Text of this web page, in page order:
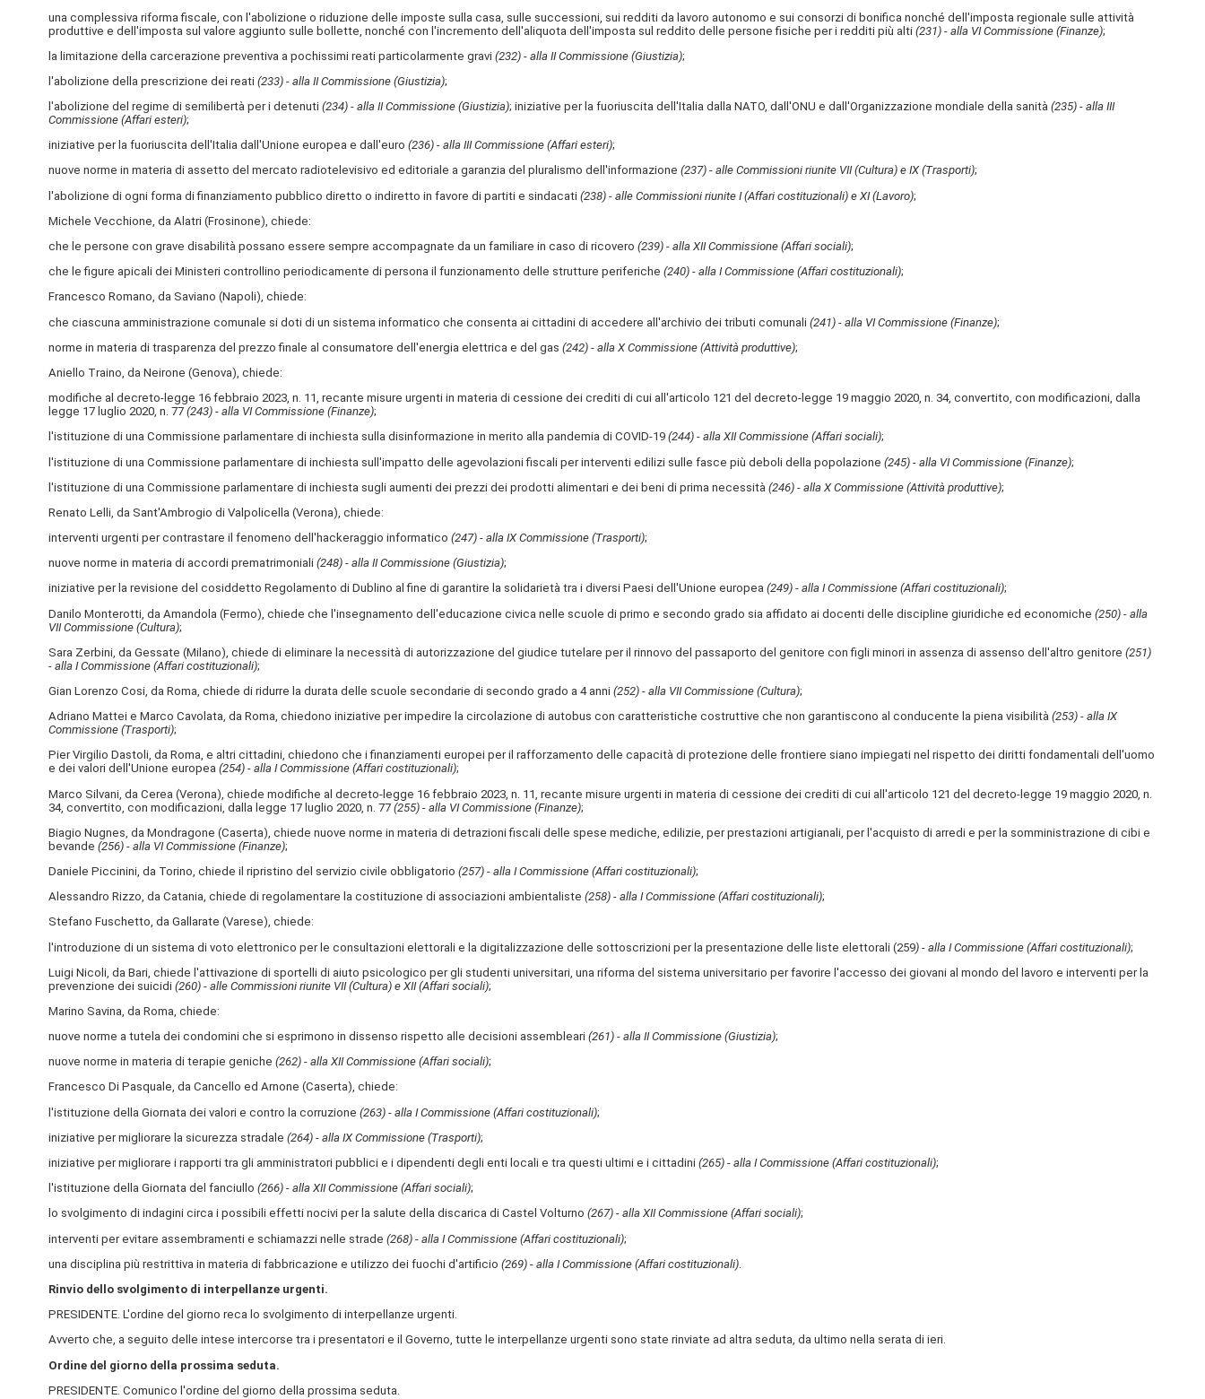
una complessiva riforma fiscale, con l'abolizione o riduzione delle imposte sulla casa, sulle successioni, sui redditi da lavoro autonomo e sui consorzi di bonifica nonché dell'imposta regionale sulle attività
produttive e dell'imposta sul valore aggiunto sulle bollette, nonché con l'incremento dell'aliquota dell'imposta sul reddito delle persone fisiche per i redditi più alti (231) - alla VI Commissione (Finanze);
la limitazione della carcerazione preventiva a pochissimi reati particolarmente gravi (232) - alla II Commissione (Giustizia);
l'abolizione della prescrizione dei reati (233) - alla II Commissione (Giustizia);
l'abolizione del regime di semilibertà per i detenuti (234) - alla II Commissione (Giustizia); iniziative per la fuoriuscita dell'Italia dalla NATO, dall'ONU e dall'Organizzazione mondiale della sanità (235) - alla III
Commissione (Affari esteri);
iniziative per la fuoriuscita dell'Italia dall'Unione europea e dall'euro (236) - alla III Commissione (Affari esteri);
nuove norme in materia di assetto del mercato radiotelevisivo ed editoriale a garanzia del pluralismo dell'informazione (237) - alle Commissioni riunite VII (Cultura) e IX (Trasporti);
l'abolizione di ogni forma di finanziamento pubblico diretto o indiretto in favore di partiti e sindacati (238) - alle Commissioni riunite I (Affari costituzionali) e XI (Lavoro);
Michele Vecchione, da Alatri (Frosinone), chiede:
che le persone con grave disabilità possano essere sempre accompagnate da un familiare in caso di ricovero (239) - alla XII Commissione (Affari sociali);
che le figure apicali dei Ministeri controllino periodicamente di persona il funzionamento delle strutture periferiche (240) - alla I Commissione (Affari costituzionali);
Francesco Romano, da Saviano (Napoli), chiede:
che ciascuna amministrazione comunale si doti di un sistema informatico che consenta ai cittadini di accedere all'archivio dei tributi comunali (241) - alla VI Commissione (Finanze);
norme in materia di trasparenza del prezzo finale al consumatore dell'energia elettrica e del gas (242) - alla X Commissione (Attività produttive);
Aniello Traino, da Neirone (Genova), chiede:
modifiche al decreto-legge 16 febbraio 2023, n. 11, recante misure urgenti in materia di cessione dei crediti di cui all'articolo 121 del decreto-legge 19 maggio 2020, n. 34, convertito, con modificazioni, dalla
legge 17 luglio 2020, n. 77 (243) - alla VI Commissione (Finanze);
l'istituzione di una Commissione parlamentare di inchiesta sulla disinformazione in merito alla pandemia di COVID-19 (244) - alla XII Commissione (Affari sociali);
l'istituzione di una Commissione parlamentare di inchiesta sull'impatto delle agevolazioni fiscali per interventi edilizi sulle fasce più deboli della popolazione (245) - alla VI Commissione (Finanze);
l'istituzione di una Commissione parlamentare di inchiesta sugli aumenti dei prezzi dei prodotti alimentari e dei beni di prima necessità (246) - alla X Commissione (Attività produttive);
Renato Lelli, da Sant'Ambrogio di Valpolicella (Verona), chiede:
interventi urgenti per contrastare il fenomeno dell'hackeraggio informatico (247) - alla IX Commissione (Trasporti);
nuove norme in materia di accordi prematrimoniali (248) - alla II Commissione (Giustizia);
iniziative per la revisione del cosiddetto Regolamento di Dublino al fine di garantire la solidarietà tra i diversi Paesi dell'Unione europea (249) - alla I Commissione (Affari costituzionali);
Danilo Monterotti, da Amandola (Fermo), chiede che l'insegnamento dell'educazione civica nelle scuole di primo e secondo grado sia affidato ai docenti delle discipline giuridiche ed economiche (250) - alla
VII Commissione (Cultura);
Sara Zerbini, da Gessate (Milano), chiede di eliminare la necessità di autorizzazione del giudice tutelare per il rinnovo del passaporto del genitore con figli minori in assenza di assenso dell'altro genitore (251)
- alla I Commissione (Affari costituzionali);
Gian Lorenzo Cosi, da Roma, chiede di ridurre la durata delle scuole secondarie di secondo grado a 4 anni (252) - alla VII Commissione (Cultura);
Adriano Mattei e Marco Cavolata, da Roma, chiedono iniziative per impedire la circolazione di autobus con caratteristiche costruttive che non garantiscono al conducente la piena visibilità (253) - alla IX
Commissione (Trasporti);
Pier Virgilio Dastoli, da Roma, e altri cittadini, chiedono che i finanziamenti europei per il rafforzamento delle capacità di protezione delle frontiere siano impiegati nel rispetto dei diritti fondamentali dell'uomo
e dei valori dell'Unione europea (254) - alla I Commissione (Affari costituzionali);
Marco Silvani, da Cerea (Verona), chiede modifiche al decreto-legge 16 febbraio 2023, n. 11, recante misure urgenti in materia di cessione dei crediti di cui all'articolo 121 del decreto-legge 19 maggio 2020, n.
34, convertito, con modificazioni, dalla legge 17 luglio 2020, n. 77 (255) - alla VI Commissione (Finanze);
Biagio Nugnes, da Mondragone (Caserta), chiede nuove norme in materia di detrazioni fiscali delle spese mediche, edilizie, per prestazioni artigianali, per l'acquisto di arredi e per la somministrazione di cibi e
bevande (256) - alla VI Commissione (Finanze);
Daniele Piccinini, da Torino, chiede il ripristino del servizio civile obbligatorio (257) - alla I Commissione (Affari costituzionali);
Alessandro Rizzo, da Catania, chiede di regolamentare la costituzione di associazioni ambientaliste (258) - alla I Commissione (Affari costituzionali);
Stefano Fuschetto, da Gallarate (Varese), chiede:
l'introduzione di un sistema di voto elettronico per le consultazioni elettorali e la digitalizzazione delle sottoscrizioni per la presentazione delle liste elettorali (259) - alla I Commissione (Affari costituzionali);
Luigi Nicoli, da Bari, chiede l'attivazione di sportelli di aiuto psicologico per gli studenti universitari, una riforma del sistema universitario per favorire l'accesso dei giovani al mondo del lavoro e interventi per la
prevenzione dei suicidi (260) - alle Commissioni riunite VII (Cultura) e XII (Affari sociali);
Marino Savina, da Roma, chiede:
nuove norme a tutela dei condomini che si esprimono in dissenso rispetto alle decisioni assembleari (261) - alla II Commissione (Giustizia);
nuove norme in materia di terapie geniche (262) - alla XII Commissione (Affari sociali);
Francesco Di Pasquale, da Cancello ed Arnone (Caserta), chiede:
l'istituzione della Giornata dei valori e contro la corruzione (263) - alla I Commissione (Affari costituzionali);
iniziative per migliorare la sicurezza stradale (264) - alla IX Commissione (Trasporti);
iniziative per migliorare i rapporti tra gli amministratori pubblici e i dipendenti degli enti locali e tra questi ultimi e i cittadini (265) - alla I Commissione (Affari costituzionali);
l'istituzione della Giornata del fanciullo (266) - alla XII Commissione (Affari sociali);
lo svolgimento di indagini circa i possibili effetti nocivi per la salute della discarica di Castel Volturno (267) - alla XII Commissione (Affari sociali);
interventi per evitare assembramenti e schiamazzi nelle strade (268) - alla I Commissione (Affari costituzionali);
una disciplina più restrittiva in materia di fabbricazione e utilizzo dei fuochi d'artificio (269)- alla I Commissione (Affari costituzionali).
Rinvio dello svolgimento di interpellanze urgenti.
PRESIDENTE. L'ordine del giorno reca lo svolgimento di interpellanze urgenti.
Avverto che, a seguito delle intese intercorse tra i presentatori e il Governo, tutte le interpellanze urgenti sono state rinviate ad altra seduta, da ultimo nella serata di ieri.
Ordine del giorno della prossima seduta.
PRESIDENTE. Comunico l'ordine del giorno della prossima seduta.